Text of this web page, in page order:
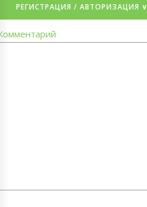
РЕГИСТРАЦИЯ / АВТОРИЗАЦИЯ ∨